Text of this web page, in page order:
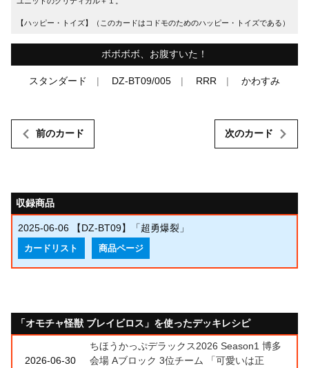
【ハッピー・トイズ】（このカードはコドモのためのハッピー・トイズである）
ボボボボ、お腹すいた！
スタンダード DZ-BT09/005 RRR かわすみ
前のカード 次のカード
収録商品
2025-06-06 【DZ-BT09】「超勇爆裂」
カードリスト 商品ページ
「オモチャ怪獣 ブレイビロス」を使ったデッキレシピ
2026-06-30
ちほうかっぷデラックス2026 Season1 博多
会場 Aブロック 3位チーム 「可愛いは正